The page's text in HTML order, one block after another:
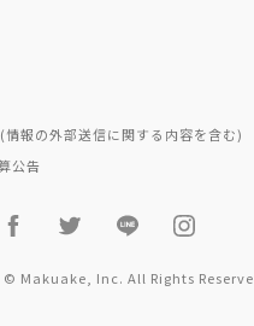
報の外部送信に関する内容を含む)
公告
Makuake, Inc. All Rights